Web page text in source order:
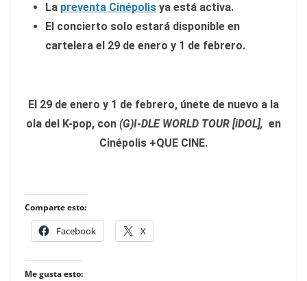
La preventa Cinépolis ya está activa.
El concierto solo estará disponible en
cartelera el 29 de enero y 1 de febrero.
El 29 de enero y 1 de febrero, únete de nuevo a la
ola del K-pop, con (G)I-DLE WORLD TOUR [iDOL], en
Cinépolis +QUE CINE.
Comparte esto:
Facebook X
Me gusta esto: